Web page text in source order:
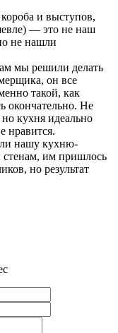
и выступов,
— это не наш
не нашли
мы решили делать
он все
такой, как
окончательно. Не
кухня идеально
нравится.
нашу кухню-
им пришлось
но результат